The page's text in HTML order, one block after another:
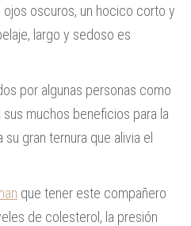
oscuros, un hocico corto y
largo y sedoso es
por algunas personas como
muchos beneficios para la
gran ternura que alivia el
que tener este compañero
de colesterol, la presión